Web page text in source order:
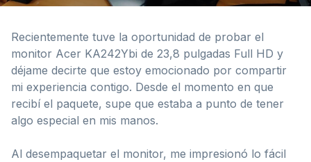
Recientemente tuve la oportunidad de probar el
monitor Acer KA242Ybi de 23,8 pulgadas Full HD y
déjame decirte que estoy emocionado por compartir
mi experiencia contigo. Desde el momento en que
recibí el paquete, supe que estaba a punto de tener
algo especial en mis manos.
Al desempaquetar el monitor, me impresionó lo fácil